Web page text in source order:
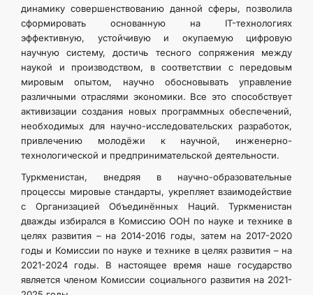
динамику совершенствованию данной сферы, позволила
сформировать основанную на IT-технологиях
эффективную, устойчивую и окупаемую цифровую
научную систему, достичь тесного сопряжения между
наукой и производством, в соответствии с передовым
мировым опытом, научно обосновывать управление
различными отраслями экономики. Все это способствует
активизации создания новых программных обеспечений,
необходимых для научно-исследовательских разработок,
привлечению молодёжи к научной, инженерно-
технологической и предпринимательской деятельности.
Туркменистан, внедряя в научно-образовательные
процессы мировые стандарты, укрепляет взаимодействие
с Организацией Объединённых Наций. Туркменистан
дважды избирался в Комиссию ООН по науке и технике в
целях развития – на 2014-2016 годы, затем на 2017-2020
годы и Комиссии по науке и технике в целях развития – на
2021-2024 годы. В настоящее время наше государство
является членом Комиссии социального развития на 2021-